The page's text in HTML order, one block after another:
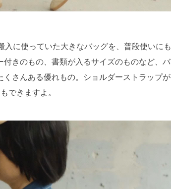
に使っていた大きなバッグを、普段使いにも
きのもの、書類が入るサイズのものなど、バ
さんある優れもの。ショルダーストラップが
できますよ。